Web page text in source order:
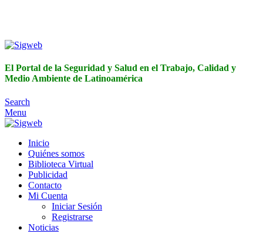
El Portal de la Seguridad y Salud en el Trabajo, Calidad y
Medio Ambiente de Latinoamérica
Search
Menu
Inicio
Quiénes somos
Biblioteca Virtual
Publicidad
Contacto
Mi Cuenta
Iniciar Sesión
Registrarse
Noticias